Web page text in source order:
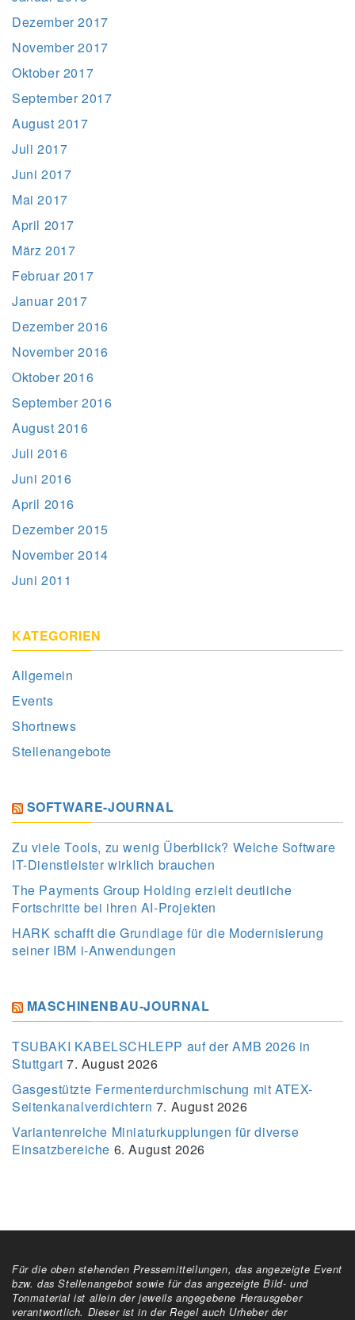
Dezember 2017
November 2017
Oktober 2017
September 2017
August 2017
Juli 2017
Juni 2017
Mai 2017
April 2017
März 2017
Februar 2017
Januar 2017
Dezember 2016
November 2016
Oktober 2016
September 2016
August 2016
Juli 2016
Juni 2016
April 2016
Dezember 2015
November 2014
Juni 2011
KATEGORIEN
Allgemein
Events
Shortnews
Stellenangebote
SOFTWARE-JOURNAL
Zu viele Tools, zu wenig Überblick? Welche Software
IT-Dienstleister wirklich brauchen
The Payments Group Holding erzielt deutliche
Fortschritte bei ihren AI-Projekten
HARK schafft die Grundlage für die Modernisierung
seiner IBM i-Anwendungen
MASCHINENBAU-JOURNAL
TSUBAKI KABELSCHLEPP auf der AMB 2026 in
Stuttgart 7. August 2026
Gasgestützte Fermenterdurchmischung mit ATEX-
Seitenkanalverdichtern 7. August 2026
Variantenreiche Miniaturkupplungen für diverse
Einsatzbereiche 6. August 2026
Für die oben stehenden Pressemitteilungen, das angezeigte Event
bzw. das Stellenangebot sowie für das angezeigte Bild- und
Tonmaterial ist allein der jeweils angegebene Herausgeber
verantwortlich. Dieser ist in der Regel auch Urheber der